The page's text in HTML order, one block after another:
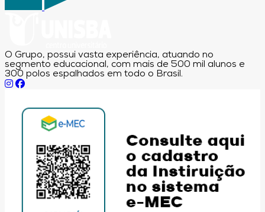
O Grupo, possui vasta experiência, atuando no
segmento educacional, com mais de 500 mil alunos e
300 polos espalhados em todo o Brasil.